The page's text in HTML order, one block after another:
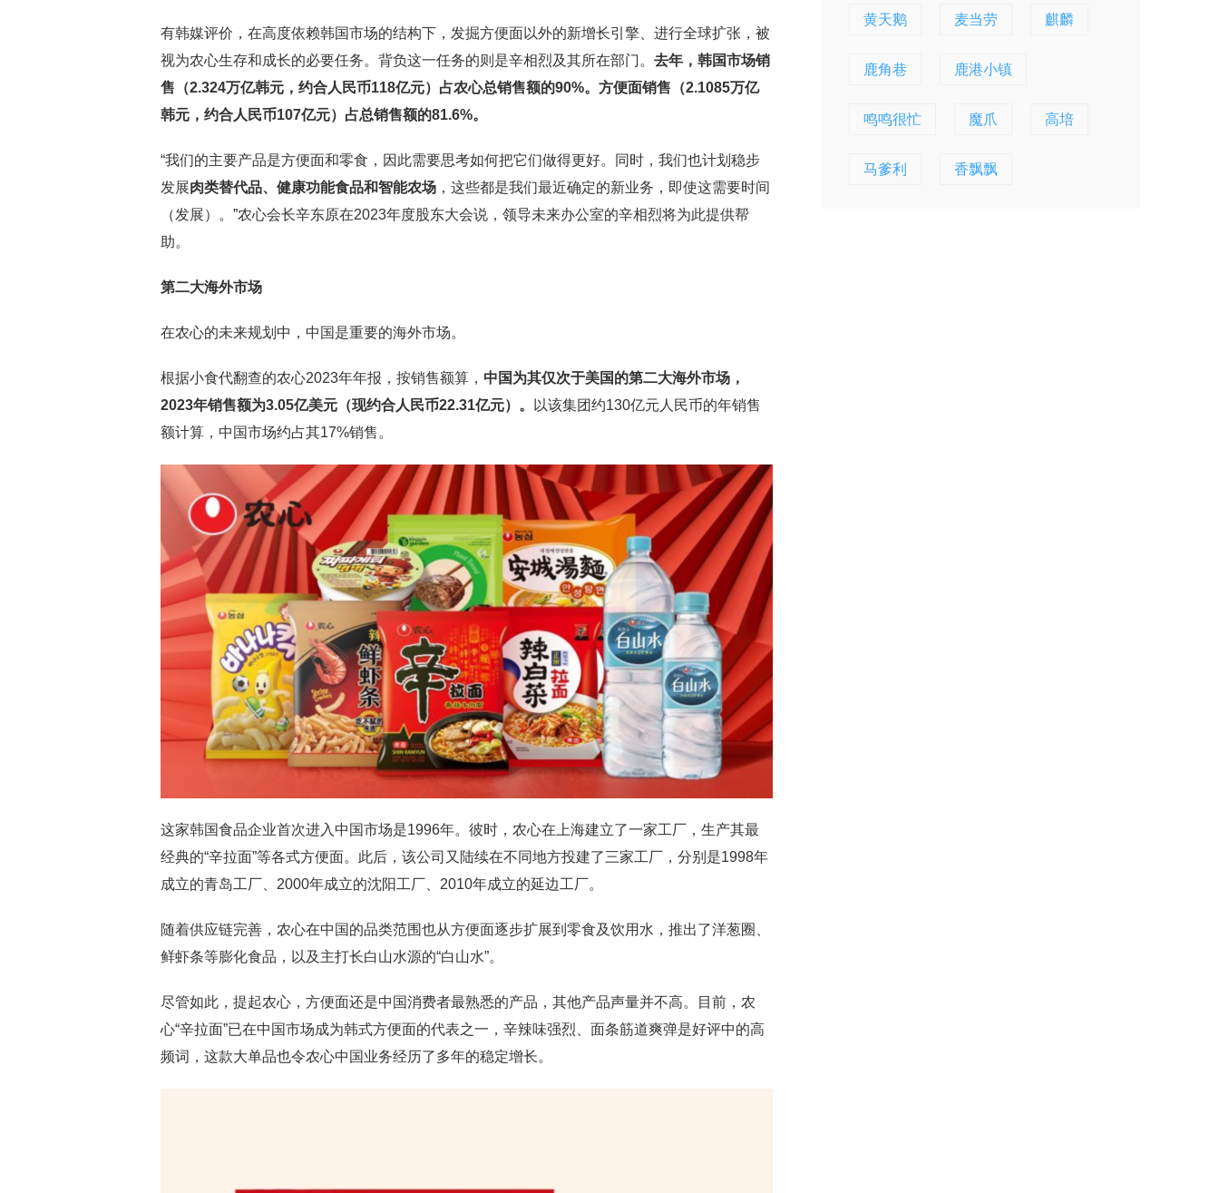
有韩媒评价，在高度依赖韩国市场的结构下，发掘方便面以外的新增长引擎、进行全球扩张，被
视为农心生存和成长的必要任务。背负这一任务的则是辛相烈及其所在部门。 去年，韩国市场销
售（2.324万亿韩元，约合人民币118亿元）占农心总销售额的90%。方便面销售（2.1085万亿
韩元，约合人民币107亿元）占总销售额的81.6%。
“我们的主要产品是方便面和零食，因此需要思考如何把它们做得更好。同时，我们也计划稳步
发展肉类替代品、健康功能食品和智能农场 ，这些都是我们最近确定的新业务，即使这需要时间
（发展）。”农心会长辛东原在2023年度股东大会说，领导未来办公室的辛相烈将为此提供帮
助。
第二大海外市场
在农心的未来规划中，中国是重要的海外市场。
根据小食代翻查的农心2023年年报，按销售额算， 中国为其仅次于美国的第二大海外市场，
2023年销售额为3.05亿美元（现约合人民币22.31亿元）。
以该集团约130亿元人民币的年销售
额计算，中国市场约占其17%销售。
这家韩国食品企业首次进入中国市场是1996年。彼时，农心在上海建立了一家工厂，生产其最
经典的“辛拉面”等各式方便面。此后，该公司又陆续在不同地方投建了三家工厂，分别是1998年
成立的青岛工厂、2000年成立的沈阳工厂、2010年成立的延边工厂。
随着供应链完善，农心在中国的品类范围也从方便面逐步扩展到零食及饮用水，推出了洋葱圈、
鲜虾条等膨化食品，以及主打长白山水源的“白山水”。
尽管如此，提起农心，方便面还是中国消费者最熟悉的产品，其他产品声量并不高。目前，农
心“辛拉面”已在中国市场成为韩式方便面的代表之一，辛辣味强烈、面条筋道爽弹是好评中的高
频词，这款大单品也令农心中国业务经历了多年的稳定增长。
黄天鹅 麦当劳 麒麟
鹿角巷 鹿港小镇
鸣鸣很忙 魔爪 高培
马爹利 香飘飘